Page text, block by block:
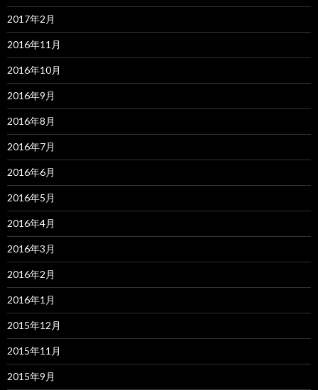
2017年2月
2016年11月
2016年10月
2016年9月
2016年8月
2016年7月
2016年6月
2016年5月
2016年4月
2016年3月
2016年2月
2016年1月
2015年12月
2015年11月
2015年9月